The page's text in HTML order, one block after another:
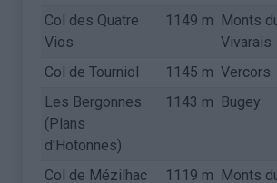
Col des Quatre
Vios
1149 m Monts
Vivarais
Col de Tourniol
1145 m Vercors
Les Bergonnes
(Plans
d'Hotonnes)
1143 m Bugey
Col de Mézilhac 1119 m Monts